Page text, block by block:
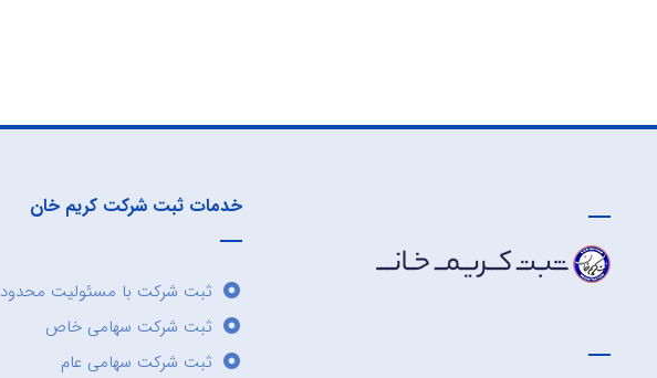
خدمات ثبت شرکت کریم خان
ثبت شرکت با مسئولیت محدود
ثبت شرکت سهامی خاص
ثبت شرکت سهامی عام